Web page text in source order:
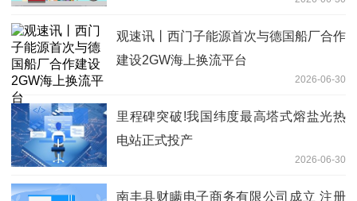
观速讯丨西门子能源首次与德国船厂合作
建设2GW海上换流平台
2026-06-30
里程碑突破!我国纬度最高塔式熔盐光热
电站正式投产
2026-06-30
南丰县财瞒电子商务有限公司成立 注册